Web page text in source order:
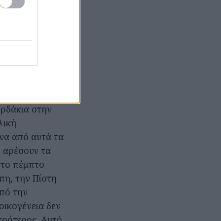
την
στην
από αυτά τα
αρέσουν τα
πέμπτο
την Πίστη
την
δεν